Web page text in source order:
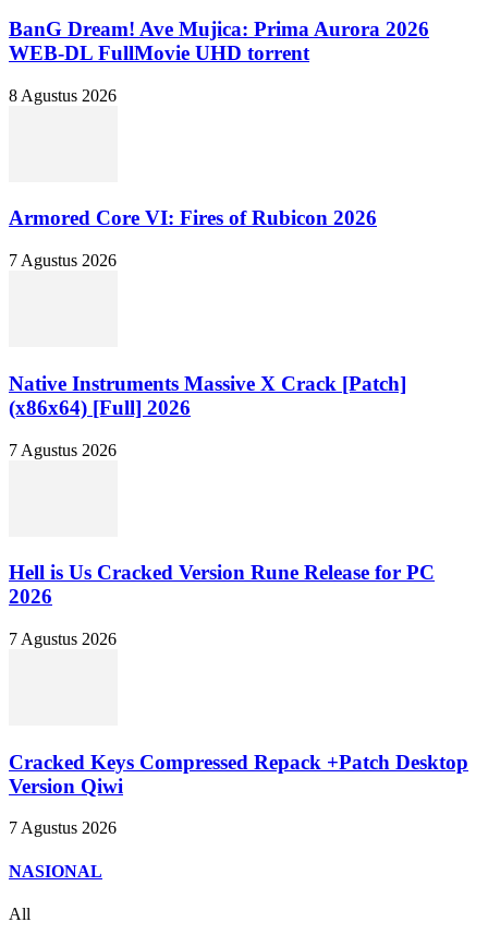
BanG Dream! Ave Mujica: Prima Aurora 2026
WEB-DL FullMovie UHD torrent
8 Agustus 2026
Armored Core VI: Fires of Rubicon 2026
7 Agustus 2026
Native Instruments Massive X Crack [Patch]
(x86x64) [Full] 2026
7 Agustus 2026
Hell is Us Cracked Version Rune Release for PC
2026
7 Agustus 2026
Cracked Keys Compressed Repack +Patch Desktop
Version Qiwi
7 Agustus 2026
NASIONAL
All